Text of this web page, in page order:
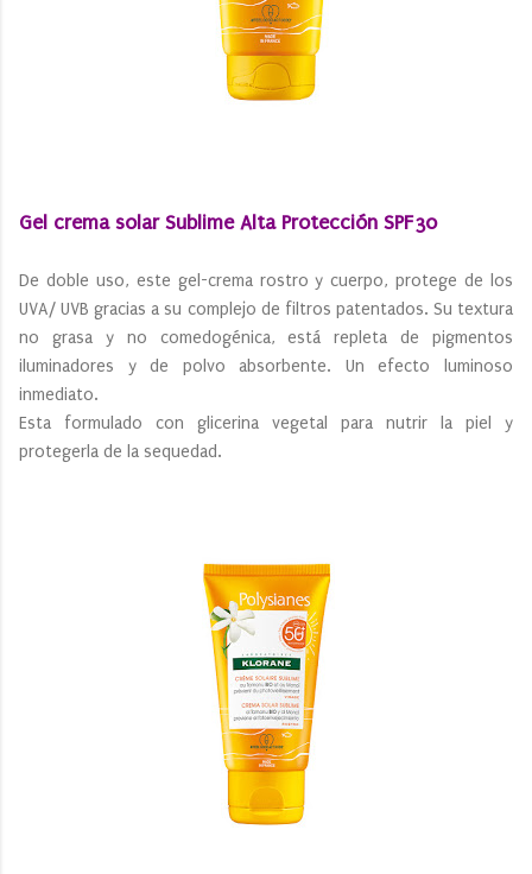
Gel crema solar Sublime Alta Protección SPF30
De doble uso, este gel-crema rostro y cuerpo, protege de los
UVA/ UVB gracias a su complejo de filtros patentados. Su textura
no grasa y no comedogénica, está repleta de pigmentos
iluminadores y de polvo absorbente. Un efecto luminoso
inmediato.
Esta formulado con glicerina vegetal para nutrir la piel y
protegerla de la sequedad.